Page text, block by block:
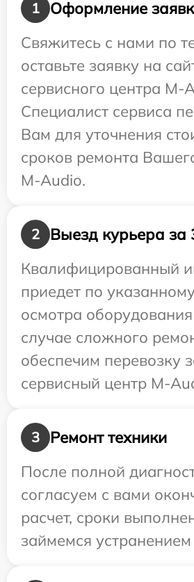
1
Оформление
Свяжитесь с нами по
оставьте заявку на
сервисного центра M-
Специалист сервиса
Вам для уточнения
сроков ремонта
M-Audio.
2
Выезд курьера за
Квалифицированный
приедет по
осмотра
случае сложного
обеспечим перевозку
сервисный центр M-
3
Ремонт техники
После полной
согласуем с вами
расчет, сроки
займемся